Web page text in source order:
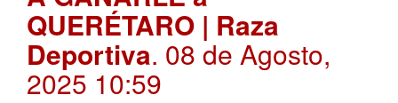
QUERÉTARO | Raza
Deportiva. 08 de Agosto,
2025 10:59